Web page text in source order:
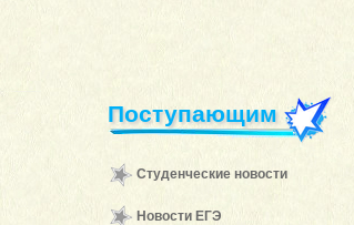
Поступающим
Студенческие новости
Новости ЕГЭ